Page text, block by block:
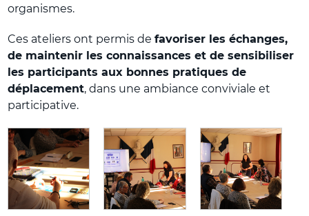
organismes.
Ces ateliers ont permis defavoriser les échanges,
de maintenir les connaissances et de sensibiliser
les participants aux bonnes pratiques de
déplacement, dans une ambiance conviviale et
participative.